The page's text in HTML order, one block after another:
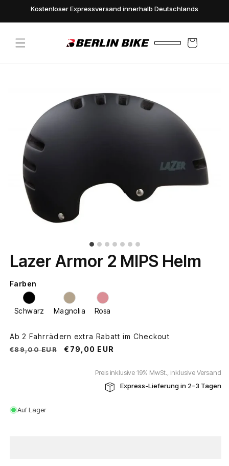
zum
Inhalt
Kostenloser Expressversand innerhalb Deutschlands
Lazer Armor 2 MIPS Helm
Farben
Schwarz Magnolia Rosa
Ab 2 Fahrrädern extra Rabatt im Checkout
Normaler
€89,00 EUR Verkaufspreis
€79,00 EUR
Preis inklusive 19% MwSt., inklusive Versand
Express-Lieferung in 2–3 Tagen
Auf Lager